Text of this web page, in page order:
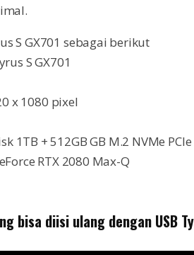
S GX701 sebagai berikut
S GX701
x 1080 pixel
1TB + 512GB GB M.2 NVMe PCIe
RTX 2080 Max-Q
bisa diisi ulang dengan USB